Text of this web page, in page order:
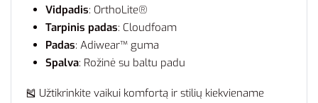
Vidpadis: OrthoLite®
Tarpinis padas: Cloudfoam
Padas: Adiwear™ guma
Spalva: Rožinė su baltu padu
🎽 Užtikrinkite vaikui komfortą ir stilių kiekviename